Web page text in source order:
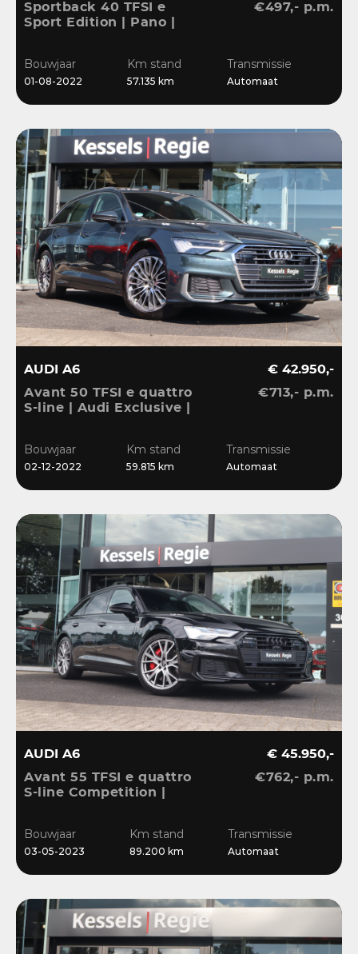
Sportback 40 TFSI e
Sport Edition | Pano |
Stoelverwarming
€497,- p.m.
Bouwjaar
01-08-2022
Km stand
57.135 km
Transmissie
Automaat
AUDI A6
Avant 50 TFSI e quattro
S-line | Audi Exclusive |
| Blis | CarPlay
€ 42.950,-
€713,- p.m.
Bouwjaar
02-12-2022
Km stand
59.815 km
Transmissie
Automaat
AUDI A6
Avant 55 TFSI e quattro
S-line Competition |
Ambient | Matrix | ACC |
Blis | Keyless
€ 45.950,-
€762,- p.m.
Bouwjaar
03-05-2023
Km stand
89.200 km
Transmissie
Automaat